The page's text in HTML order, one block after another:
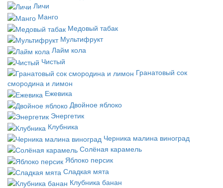
Личи
Манго
Медовый табак
Мультифрукт
Лайм кола
Чистый
Гранатовый сок
смородина и лимон
Ежевика
Двойное яблоко
Энергетик
Клубника
Черника малина виноград
Солёная карамель
Яблоко персик
Сладкая мята
Клубника банан